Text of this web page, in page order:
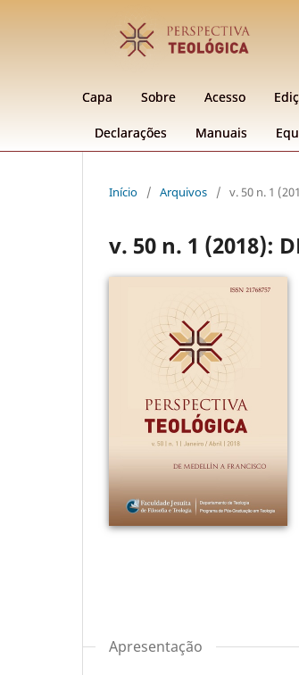
Capa Sobre Acesso
Declarações Manuais
Início / Arquivos / v. 50 n. 1
v. 50 n. 1 (2018):
Apresentação